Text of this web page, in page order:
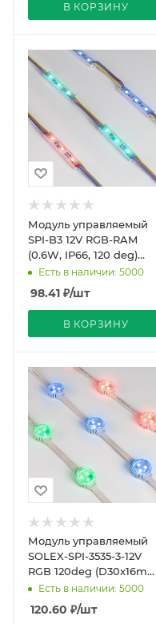
В КОРЗИНУ
Модуль управляемый
SPI-B3 12V RGB-RAM
(0.6W, IP66, 120 deg)
(Arlight, Пластик, 3 года)
Есть в наличии: 5000
98.41 ₽/шт
В КОРЗИНУ
Модуль управляемый
SOLEX-SPI-3535-3-12V
RGB 120deg (D30x16mm,
0.75W, IP67) (Arlight,
Пластик, 3 года
Есть в наличии: 5000
120.60 ₽/шт